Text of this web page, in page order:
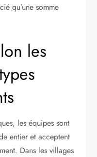
qu’une somme
les
les équipes sont
entier et acceptent
Dans les villages